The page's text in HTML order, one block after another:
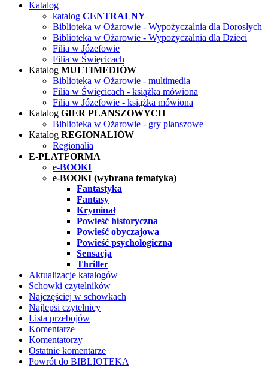
Katalog
katalog CENTRALNY
Biblioteka w Ożarowie - Wypożyczalnia dla Dorosłych
Biblioteka w Ożarowie - Wypożyczalnia dla Dzieci
Filia w Józefowie
Filia w Święcicach
Katalog MULTIMEDIÓW
Biblioteka w Ożarowie - multimedia
Filia w Święcicach - książka mówiona
Filia w Józefowie - książka mówiona
Katalog GIER PLANSZOWYCH
Biblioteka w Ożarowie - gry planszowe
Katalog REGIONALIÓW
Regionalia
E-PLATFORMA
e-BOOKI
e-BOOKI (wybrana tematyka)
Fantastyka
Fantasy
Kryminał
Powieść historyczna
Powieść obyczajowa
Powieść psychologiczna
Sensacja
Thriller
Aktualizacje katalogów
Schowki czytelników
Najczęściej w schowkach
Najlepsi czytelnicy
Lista przebojów
Komentarze
Komentatorzy
Ostatnie komentarze
Powrót do BIBLIOTEKA